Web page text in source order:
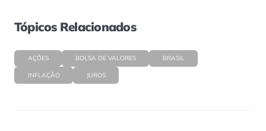
Tópicos Relacionados
AÇÕES BOLSA DE VALORES BRASIL
INFLAÇÃO JUROS